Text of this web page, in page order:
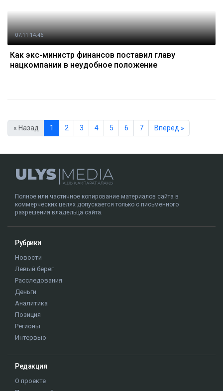
07.11 14:46
Как экс-министр финансов поставил главу
нацкомпании в неудобное положение
« Назад 1 2 3 4 5 6 7 Вперед »
Полное или частичное копирование материалов сайта в
коммерческих целях допускается только с письменного
разрешения владельца сайта.
Рубрики
Новости
Левый берег
Расследования
Деньги
Аналитика
Позиция
Регионы
Интервью
Редакция
О проекте